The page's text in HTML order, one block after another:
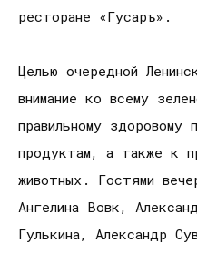
ресторане «Гусаръ».
Целью очередной
внимание ко всему
правильному здоровому
продуктам, а также к
животных. Гостями
Ангелина Вовк,
Гулькина, Александр